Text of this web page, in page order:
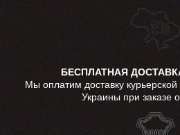
БЕСПЛАТНАЯ
Мы оплатим доставку
Украины при заказе